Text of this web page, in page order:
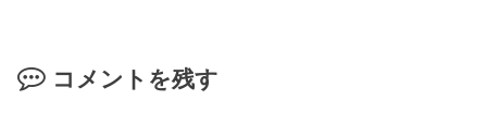
コメントを残す